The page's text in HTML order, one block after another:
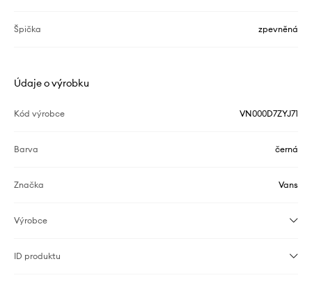
Špička zpevněná
Údaje o výrobku
Kód výrobce VN000D7ZYJ71
Barva černá
Značka Vans
Výrobce
ID produktu